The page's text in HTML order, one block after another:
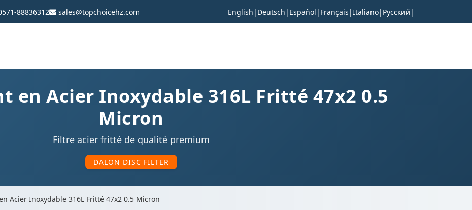
88836312 sales@topchoicehz.com English | Deutsch | Español | Français |Italiano| Русский |
en Acier Inoxydable 316L Fritté 47x2 0.5
Micron
Filtre acier fritté de qualité premium
DALON DISC FILTER
Acier Inoxydable 316L Fritté 47x2 0.5 Micron